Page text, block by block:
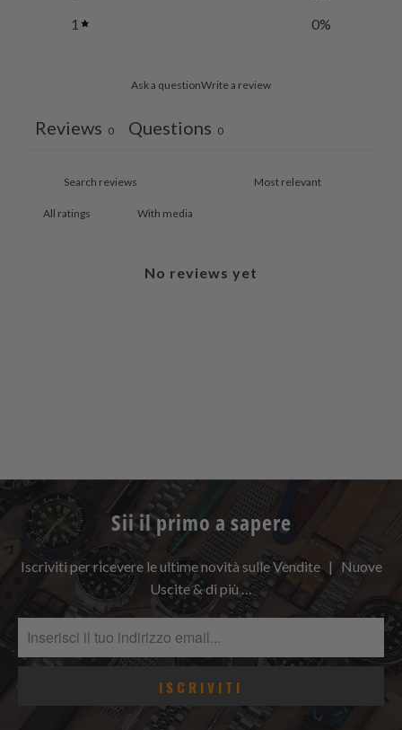
1
0%
Ask a questionWrite a review
Reviews 0 Questions 0
With media
No reviews yet
Sii il primo a sapere
Iscriviti per ricevere le ultime novità sulle Vendite | Nuove
Uscite & di più …